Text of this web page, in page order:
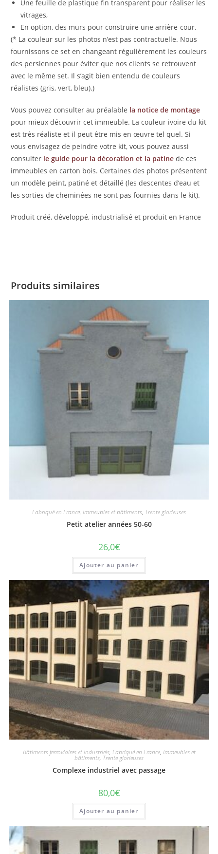
Une feuille de plastique fin transparent pour réaliser les
vitrages,
En option, des murs pour construire une arrière-cour.
(* La couleur sur les photos n’est pas contractuelle. Nous
fournissons ce set en changeant régulièrement les couleurs
des persiennes pour éviter que nos clients se retrouvent
avec le même set. Il s’agit bien entendu de couleurs
réalistes (gris, vert, bleu).)
Vous pouvez consulter au préalable la notice de montage
pour mieux découvrir cet immeuble. La couleur ivoire du kit
est très réaliste et il peut être mis en œuvre tel quel. Si
vous envisagez de peindre votre kit, vous pouvez aussi
consulter le guide pour la décoration et la patine de ces
immeubles en carton bois. Certaines des photos présentent
un modèle peint, patiné et détaillé (les descentes d’eau et
les sorties de cheminées ne sont pas fournies dans le kit).
Produit créé, développé, industrialisé et produit en France
Produits similaires
Fabriqué en France, Immeubles et bâtiments, Trente glorieuses
Petit atelier années 50-60
26,0€
Ajouter au panier
Bâtiments ferroviaires et industriels, Fabriqué en France, Immeubles et
bâtiments, Trente glorieuses
Complexe industriel avec passage
80,0€
Ajouter au panier